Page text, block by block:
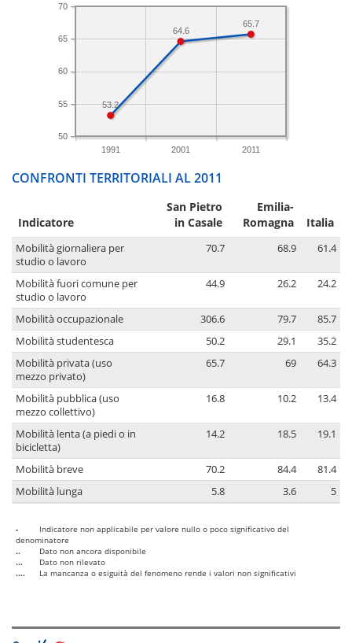
1991 2001 2011
50
55
60
65
70
65.7
64.6
53.2
CONFRONTI TERRITORIALI AL 2011
Indicatore
San Pietro
in Casale
Emilia-
Romagna
Italia
Mobilità giornaliera per
studio o lavoro
70.7 68.9 61.4
Mobilità fuori comune per
studio o lavoro
44.9 26.2 24.2
Mobilità occupazionale 306.6 79.7
85.7
Mobilità studentesca
50.2 29.1
35.2
Mobilità privata (uso
mezzo privato)
65.7 69 64.3
Mobilità pubblica (uso
mezzo collettivo)
16.8 10.2 13.4
Mobilità lenta (a piedi o in
bicicletta)
14.2 18.5 19.1
Mobilità breve 70.2 84.4
81.4
Mobilità lunga
5.8 3.6 5
-
Indicatore non applicabile per valore nullo o poco significativo del
denominatore
..
Dato non ancora disponibile
...
Dato non rilevato
....
La mancanza o esiguità del fenomeno rende i valori non significativi